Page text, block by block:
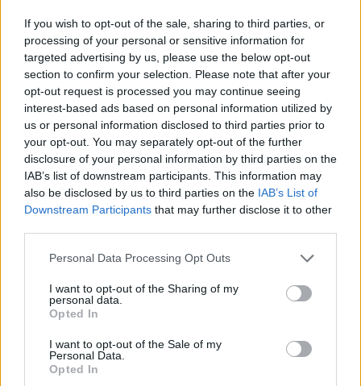
If you wish to opt-out of the sale, sharing to third parties, or
processing of your personal or sensitive information for
targeted advertising by us, please use the below opt-out
section to confirm your selection. Please note that after your
opt-out request is processed you may continue seeing
interest-based ads based on personal information utilized by
us or personal information disclosed to third parties prior to
your opt-out. You may separately opt-out of the further
disclosure of your personal information by third parties on the
IAB’s list of downstream participants. This information may
also be disclosed by us to third parties on the IAB’s List of
Downstream Participants that may further disclose it to other
Please note that this website/app uses one or more Google
not limited to your visit or usage behaviour. You may click to
grant or deny consent to Google and its third-party tags to
use your data for below specified purposes in below Google
consent section.
Personal Data Processing Opt Outs
I want to opt-out of the Sharing of my
personal data.
Opted In
I want to opt-out of the Sale of my
Personal Data.
Opted In
Újabb ritkasággal bővült a Pécsi Állatkert
2017.08.31
Az idei nyár zárásaként egy újabb szenzációval, Pécsett
korábban még soha nem látott állatfajjal szeretné meglepni
látogatóit a Pécsi Állatkert.
1
HÍRLEVÉL
E-mail cím